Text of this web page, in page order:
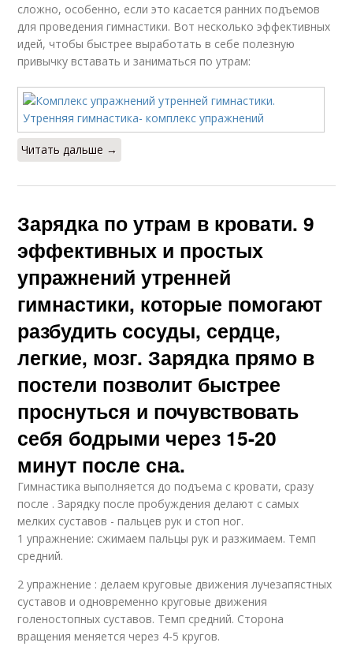
сложно, особенно, если это касается ранних подъемов
для проведения гимнастики. Вот несколько эффективных
идей, чтобы быстрее выработать в себе полезную
привычку вставать и заниматься по утрам:
Читать дальше →
Зарядка по утрам в кровати. 9
эффективных и простых
упражнений утренней
гимнастики, которые помогают
разбудить сосуды, сердце,
легкие, мозг. Зарядка прямо в
постели позволит быстрее
проснуться и почувствовать
себя бодрыми через 15-20
минут после сна.
Гимнастика выполняется до подъема с кровати, сразу
после . Зарядку после пробуждения делают с самых
мелких суставов - пальцев рук и стоп ног.
1 упражнение: сжимаем пальцы рук и разжимаем. Темп
средний.
2 упражнение : делаем круговые движения лучезапястных
суставов и одновременно круговые движения
голеностопных суставов. Темп средний. Сторона
вращения меняется через 4-5 кругов.